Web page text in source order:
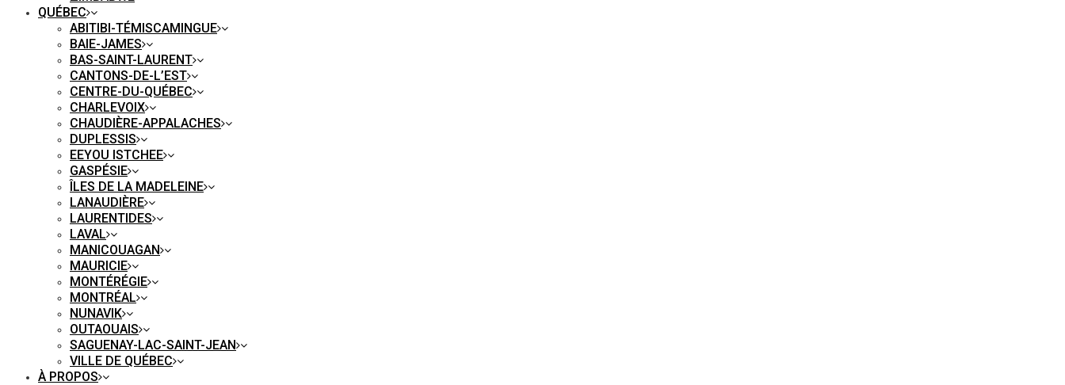
QUÉBEC
ABITIBI-TÉMISCAMINGUE
BAIE-JAMES
BAS-SAINT-LAURENT
CANTONS-DE-L’EST
CENTRE-DU-QUÉBEC
CHARLEVOIX
CHAUDIÈRE-APPALACHES
DUPLESSIS
EEYOU ISTCHEE
GASPÉSIE
ÎLES DE LA MADELEINE
LANAUDIÈRE
LAURENTIDES
LAVAL
MANICOUAGAN
MAURICIE
MONTÉRÉGIE
MONTRÉAL
NUNAVIK
OUTAOUAIS
SAGUENAY-LAC-SAINT-JEAN
VILLE DE QUÉBEC
À PROPOS